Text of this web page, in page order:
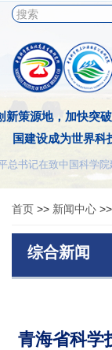
新策源地，加快突
国建设成为世界科
书记在致中国科学院
首页 >> 新闻中心 >>
综合新闻
青海省科学